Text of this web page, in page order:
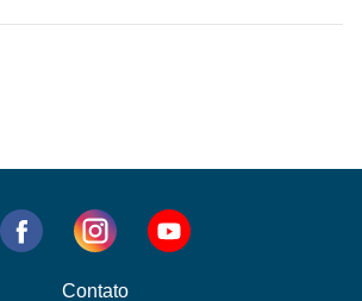
Contato